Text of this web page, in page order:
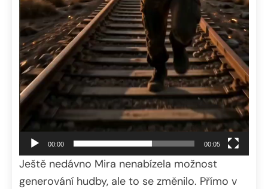
00:00 00:05
Ještě nedávno Mira nenabízela možnost
generování hudby, ale to se změnilo. Přímo v